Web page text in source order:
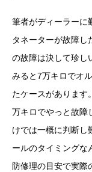
筆者がディーラーに
タネーターが故障し
の故障は決して珍し
みると7万キロでオ
たケースがあります
万キロでやっと故障
けでは一概に判断し
ールのタイミングな
防修理の目安で実際